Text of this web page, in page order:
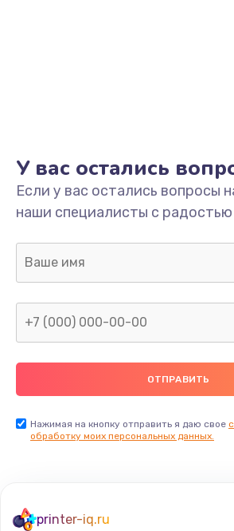
У вас остались
Если у вас остались вопросы
наши специалисты с
Нажимая на кнопку отправить я даю свое
обработку моих персональных данных.
printer-iq.ru